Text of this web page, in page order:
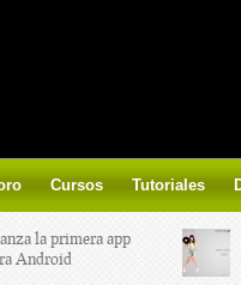
Cursos Tutoriales
la primera app
Android